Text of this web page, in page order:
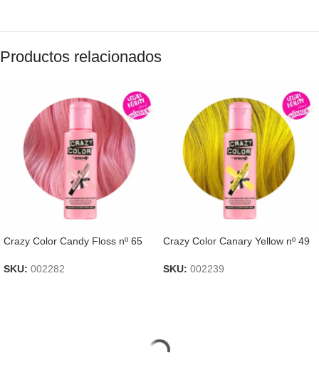
Productos relacionados
Crazy Color Candy Floss nº 65
SKU: 002282
Crazy Color Canary Yellow nº 49
SKU: 002239